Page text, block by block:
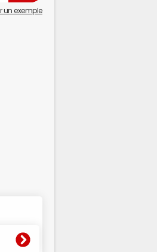
un exemple